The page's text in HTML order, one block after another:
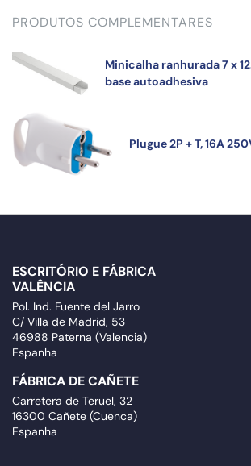
PRODUTOS COMPLEMENTARES
Minicalha ranhurada 7 x
base autoadhesiva
Plugue 2P + T, 16A
ESCRITÓRIO E FÁBRICA
VALÊNCIA
Pol. Ind. Fuente del Jarro
C/ Villa de Madrid, 53
46988 Paterna (Valencia)
Espanha
FÁBRICA DE CAÑETE
Carretera de Teruel, 32
16300 Cañete (Cuenca)
Espanha